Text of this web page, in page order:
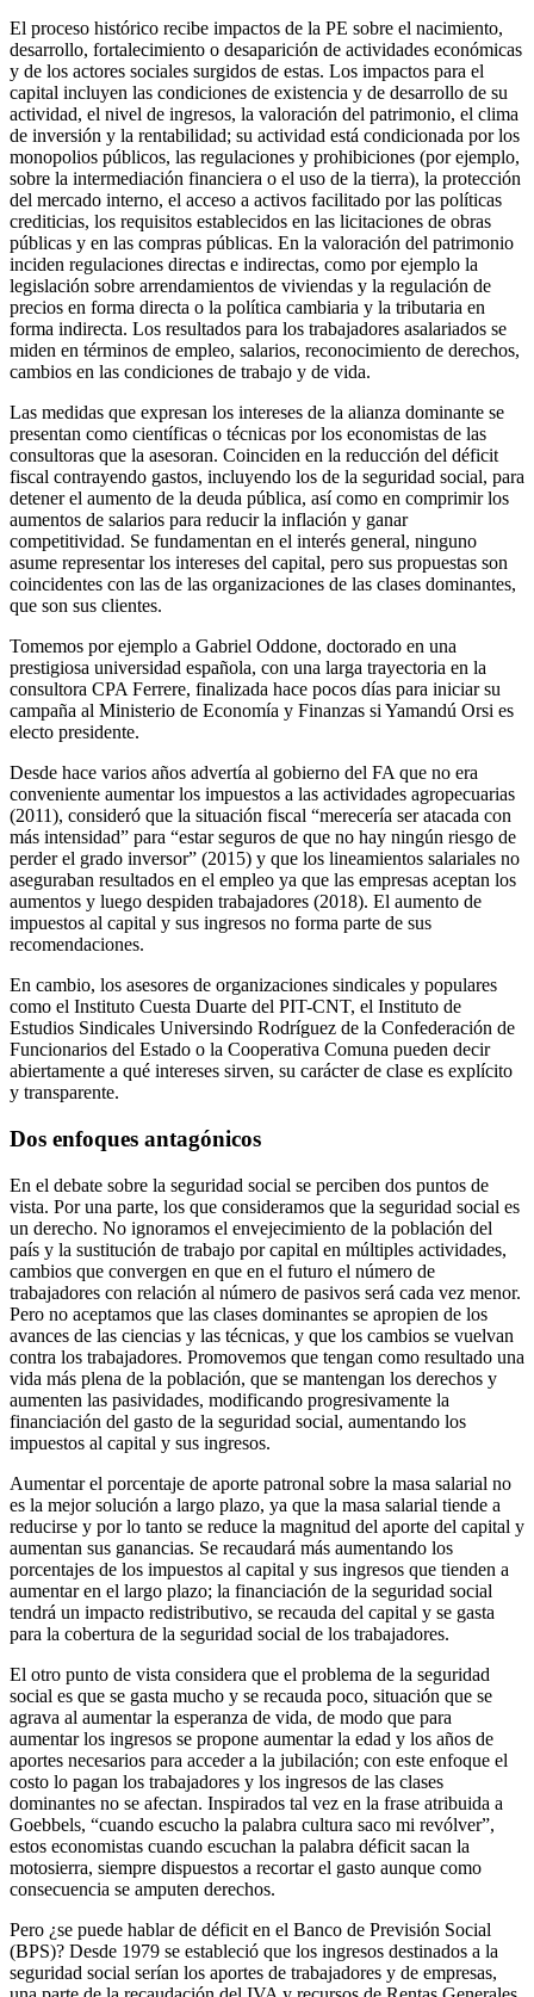
El proceso histórico recibe impactos de la PE sobre el nacimiento,
desarrollo, fortalecimiento o desaparición de actividades económicas
y de los actores sociales surgidos de estas. Los impactos para el
capital incluyen las condiciones de existencia y de desarrollo de su
actividad, el nivel de ingresos, la valoración del patrimonio, el clima
de inversión y la rentabilidad; su actividad está condicionada por los
monopolios públicos, las regulaciones y prohibiciones (por ejemplo,
sobre la intermediación financiera o el uso de la tierra), la protección
del mercado interno, el acceso a activos facilitado por las políticas
crediticias, los requisitos establecidos en las licitaciones de obras
públicas y en las compras públicas. En la valoración del patrimonio
inciden regulaciones directas e indirectas, como por ejemplo la
legislación sobre arrendamientos de viviendas y la regulación de
precios en forma directa o la política cambiaria y la tributaria en
forma indirecta. Los resultados para los trabajadores asalariados se
miden en términos de empleo, salarios, reconocimiento de derechos,
cambios en las condiciones de trabajo y de vida.
Las medidas que expresan los intereses de la alianza dominante se
presentan como científicas o técnicas por los economistas de las
consultoras que la asesoran. Coinciden en la reducción del déficit
fiscal contrayendo gastos, incluyendo los de la seguridad social, para
detener el aumento de la deuda pública, así como en comprimir los
aumentos de salarios para reducir la inflación y ganar
competitividad. Se fundamentan en el interés general, ninguno
asume representar los intereses del capital, pero sus propuestas son
coincidentes con las de las organizaciones de las clases dominantes,
que son sus clientes.
Tomemos por ejemplo a Gabriel Oddone, doctorado en una
prestigiosa universidad española, con una larga trayectoria en la
consultora CPA Ferrere, finalizada hace pocos días para iniciar su
campaña al Ministerio de Economía y Finanzas si Yamandú Orsi es
electo presidente.
Desde hace varios años advertía al gobierno del FA que no era
conveniente aumentar los impuestos a las actividades agropecuarias
(2011), consideró que la situación fiscal “merecería ser atacada con
más intensidad” para “estar seguros de que no hay ningún riesgo de
perder el grado inversor” (2015) y que los lineamientos salariales no
aseguraban resultados en el empleo ya que las empresas aceptan los
aumentos y luego despiden trabajadores (2018). El aumento de
impuestos al capital y sus ingresos no forma parte de sus
recomendaciones.
En cambio, los asesores de organizaciones sindicales y populares
como el Instituto Cuesta Duarte del PIT-CNT, el Instituto de
Estudios Sindicales Universindo Rodríguez de la Confederación de
Funcionarios del Estado o la Cooperativa Comuna pueden decir
abiertamente a qué intereses sirven, su carácter de clase es explícito
y transparente.
Dos enfoques antagónicos
En el debate sobre la seguridad social se perciben dos puntos de
vista. Por una parte, los que consideramos que la seguridad social es
un derecho. No ignoramos el envejecimiento de la población del
país y la sustitución de trabajo por capital en múltiples actividades,
cambios que convergen en que en el futuro el número de
trabajadores con relación al número de pasivos será cada vez menor.
Pero no aceptamos que las clases dominantes se apropien de los
avances de las ciencias y las técnicas, y que los cambios se vuelvan
contra los trabajadores. Promovemos que tengan como resultado una
vida más plena de la población, que se mantengan los derechos y
aumenten las pasividades, modificando progresivamente la
financiación del gasto de la seguridad social, aumentando los
impuestos al capital y sus ingresos.
Aumentar el porcentaje de aporte patronal sobre la masa salarial no
es la mejor solución a largo plazo, ya que la masa salarial tiende a
reducirse y por lo tanto se reduce la magnitud del aporte del capital y
aumentan sus ganancias. Se recaudará más aumentando los
porcentajes de los impuestos al capital y sus ingresos que tienden a
aumentar en el largo plazo; la financiación de la seguridad social
tendrá un impacto redistributivo, se recauda del capital y se gasta
para la cobertura de la seguridad social de los trabajadores.
El otro punto de vista considera que el problema de la seguridad
social es que se gasta mucho y se recauda poco, situación que se
agrava al aumentar la esperanza de vida, de modo que para
aumentar los ingresos se propone aumentar la edad y los años de
aportes necesarios para acceder a la jubilación; con este enfoque el
costo lo pagan los trabajadores y los ingresos de las clases
dominantes no se afectan. Inspirados tal vez en la frase atribuida a
Goebbels, “cuando escucho la palabra cultura saco mi revólver”,
estos economistas cuando escuchan la palabra déficit sacan la
motosierra, siempre dispuestos a recortar el gasto aunque como
consecuencia se amputen derechos.
Pero ¿se puede hablar de déficit en el Banco de Previsión Social
(BPS)? Desde 1979 se estableció que los ingresos destinados a la
seguridad social serían los aportes de trabajadores y de empresas,